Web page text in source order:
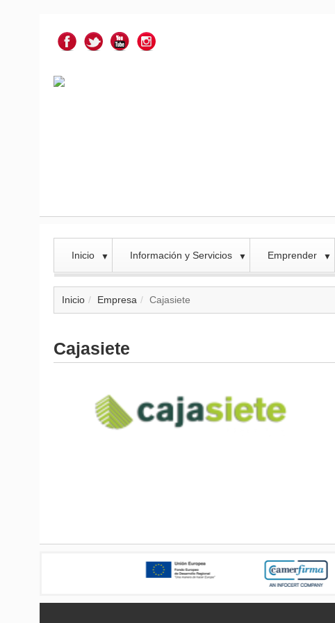
Inicio ▼ Información y Servicios ▼ Emprender ▼
Inicio Empresa Cajasiete
Cajasiete